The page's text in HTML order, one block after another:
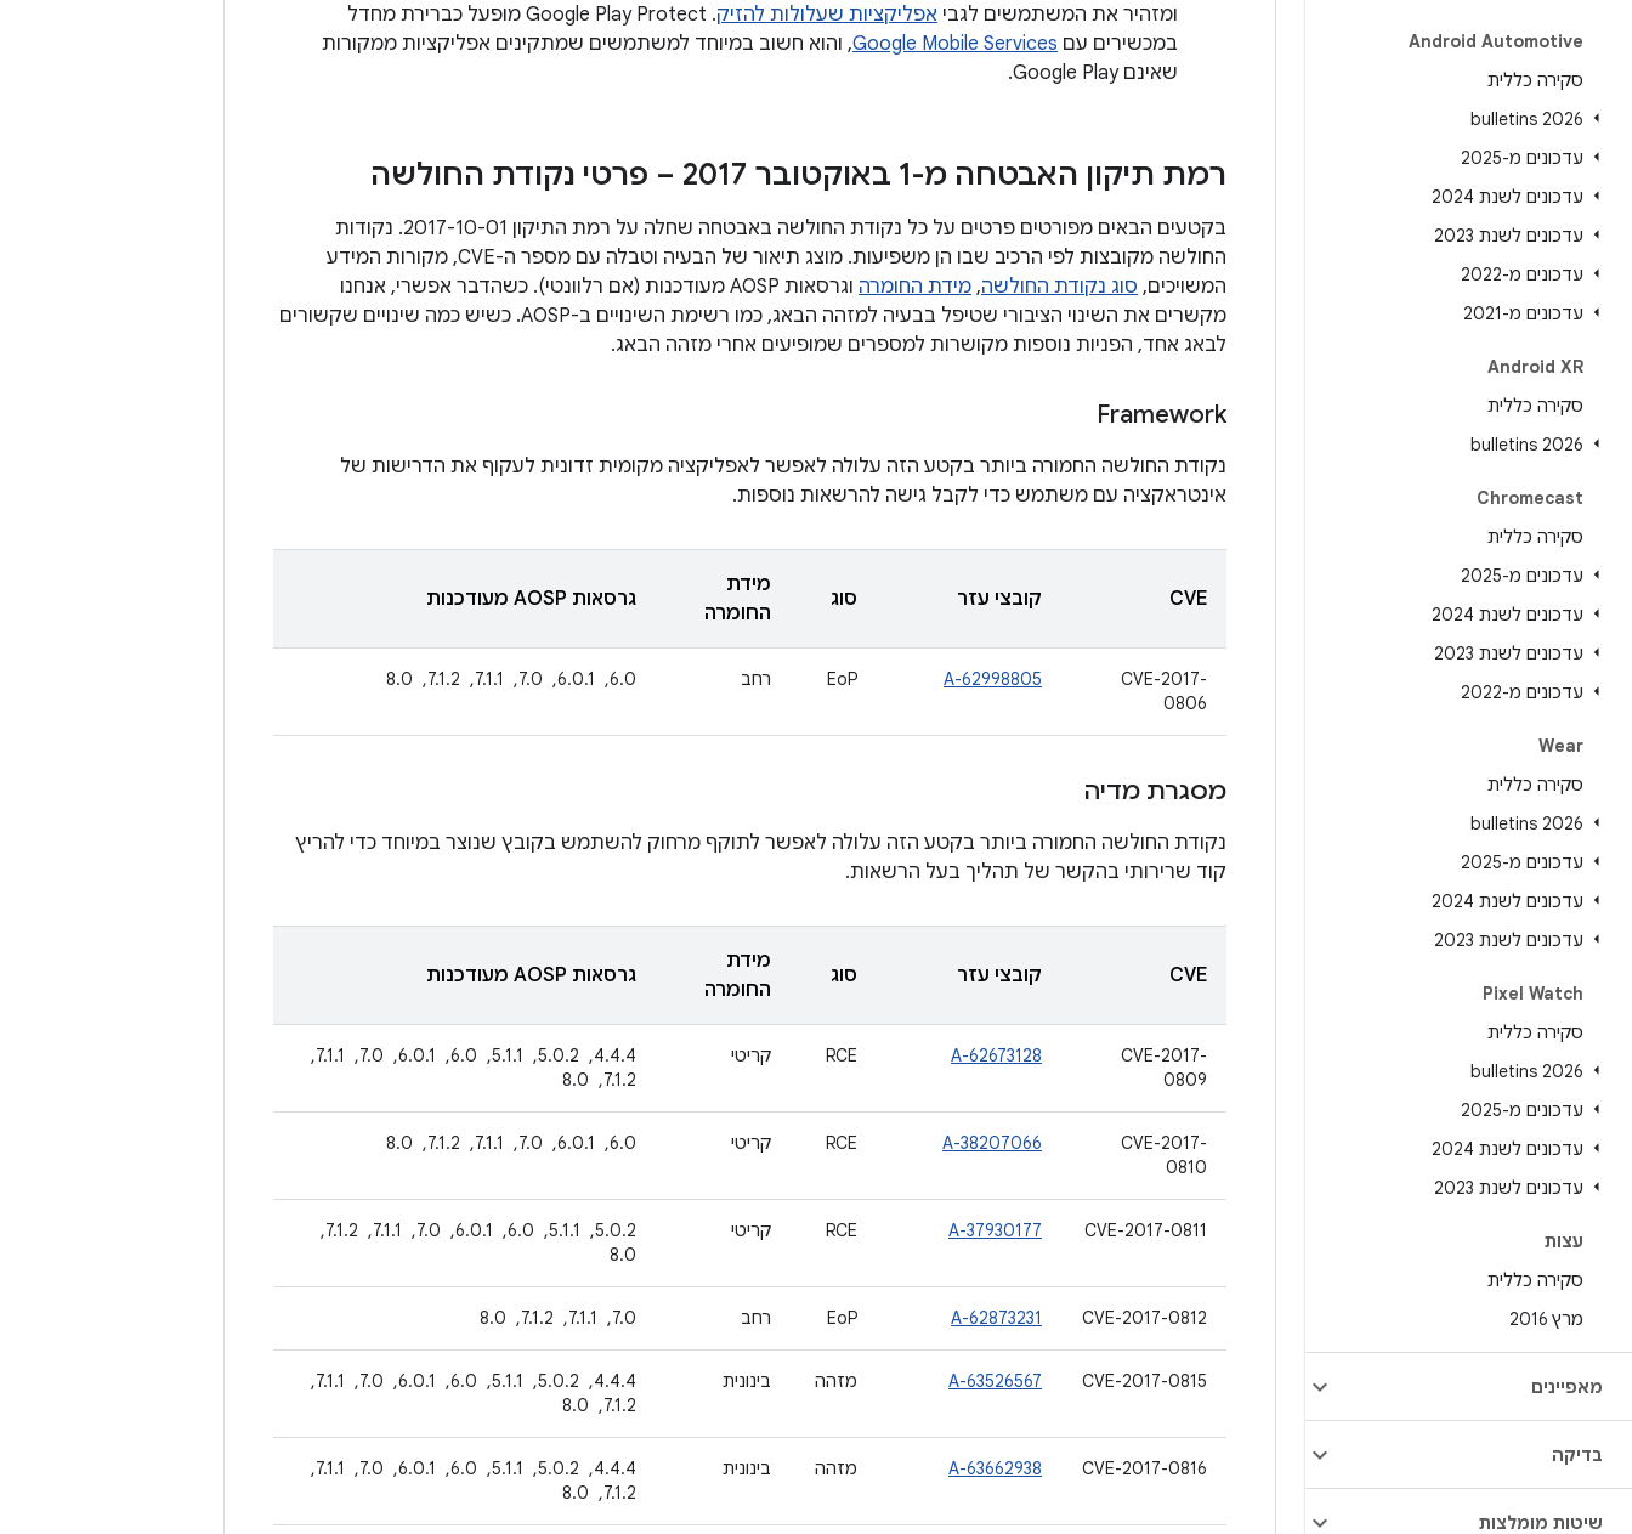
Android Automotive
סקירה כללית
2026 bulletins
עדכונים מ-2025
עדכונים לשנת 2024
עדכונים לשנת 2023
עדכונים מ-2022
עדכונים מ-2021
Android XR
סקירה כללית
2026 bulletins
Chromecast
סקירה כללית
עדכונים מ-2025
עדכונים לשנת 2024
עדכונים לשנת 2023
עדכונים מ-2022
Wear
סקירה כללית
2026 bulletins
עדכונים מ-2025
עדכונים לשנת 2024
עדכונים לשנת 2023
Pixel Watch
סקירה כללית
2026 bulletins
עדכונים מ-2025
עדכונים לשנת 2024
עדכונים לשנת 2023
עצות
סקירה כללית
מרץ 2016
מאפיינים
בדיקה
שיטות מומלצות
ומזהיר את המשתמשים לגבי אפליקציות שעלולות להזיק
. Google Play Protect מופעל כברירת מחדל
במכשירים עם Google Mobile Services, והוא חשוב במיוחד למשתמשים שמתקינים אפליקציות ממקורות
שאינם Google Play.
רמת תיקון האבטחה מ-1 באוקטובר 2017 – פרטי נקודת החולשה
בקטעים הבאים מפורטים פרטים על כל נקודת החולשה באבטחה שחלה על רמת התיקון 2017-10-01. נקודות
החולשה מקובצות לפי הרכיב שבו הן משפיעות. מוצג תיאור של הבעיה וטבלה עם מספר ה-CVE, מקורות המידע
המשויכים, סוג נקודת החולשה, מידת החומרה
וגרסאות AOSP מעודכנות (אם רלוונטי). כשהדבר אפשרי, אנחנו
מקשרים את השינוי הציבורי שטיפל בבעיה למזהה הבאג, כמו רשימת השינויים ב-AOSP. כשיש כמה שינויים שקשורים
לבאג אחד, הפניות נוספות מקושרות למספרים שמופיעים אחרי מזהה הבאג.
Framework
נקודת החולשה החמורה ביותר בקטע הזה עלולה לאפשר לאפליקציה מקומית זדונית לעקוף את הדרישות של
אינטראקציה עם משתמש כדי לקבל גישה להרשאות נוספות.
CVE קובצי עזר סוג
מידת
החומרה
גרסאות AOSP מעודכנות
CVE-2017-
0806
A-62998805
EoP רחב 6.0, ‏ 6.0.1, ‏ 7.0, ‏ 7.1.1, ‏ 7.1.2, ‏ 8.0
מסגרת מדיה
נקודת החולשה החמורה ביותר בקטע הזה עלולה לאפשר לתוקף מרחוק להשתמש בקובץ שנוצר במיוחד כדי להריץ
קוד שרירותי בהקשר של תהליך בעל הרשאות.
CVE קובצי עזר סוג
מידת
החומרה
גרסאות AOSP מעודכנות
CVE-2017-
0809
A-62673128
RCE קריטי
4.4.4, ‏ 5.0.2, ‏ 5.1.1, ‏ 6.0, ‏ 6.0.1, ‏ 7.0, ‏ 7.1.1, ‏
7.1.2, ‏ 8.0
CVE-2017-
0810
A-38207066
RCE קריטי 6.0, ‏ 6.0.1, ‏ 7.0, ‏ 7.1.1, ‏ 7.1.2, ‏ 8.0
CVE-2017-0811
A-37930177
RCE קריטי
5.0.2, ‏ 5.1.1, ‏ 6.0, ‏ 6.0.1, ‏ 7.0, ‏ 7.1.1, ‏ 7.1.2, ‏
8.0
CVE-2017-0812
A-62873231
EoP רחב 7.0, ‏ 7.1.1, ‏ 7.1.2, ‏ 8.0
CVE-2017-0815
A-63526567 מזהה בינונית
4.4.4, ‏ 5.0.2, ‏ 5.1.1, ‏ 6.0, ‏ 6.0.1, ‏ 7.0, ‏ 7.1.1, ‏
7.1.2, ‏ 8.0
CVE-2017-0816
A-63662938 מזהה בינונית
4.4.4, ‏ 5.0.2, ‏ 5.1.1, ‏ 6.0, ‏ 6.0.1, ‏ 7.0, ‏ 7.1.1, ‏
7.1.2, ‏ 8.0